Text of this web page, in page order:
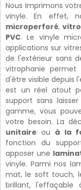
Nous imprimons
vinyle. En effet,
microperforé,
PVC. Le vinyle
applications sur
de l'extérieur sans
vitrophanie
d'être visible depuis
est un réel atout
support sans
gamme, vous
votre besoin. La
unitaire ou à la
fonction du
apposer une
vinyle. Parmi nos
mat, le soft touch,
brillant,